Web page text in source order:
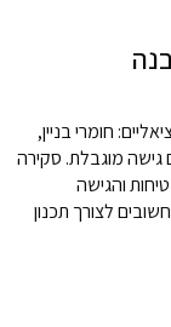
חומרי בניין,
גישה מוגבלת. סקירה
והגישה
לצורך תכנון